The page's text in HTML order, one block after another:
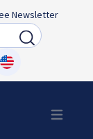
Newsletter